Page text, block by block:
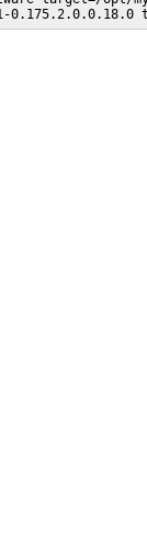
0.175.2.0.0.18.0